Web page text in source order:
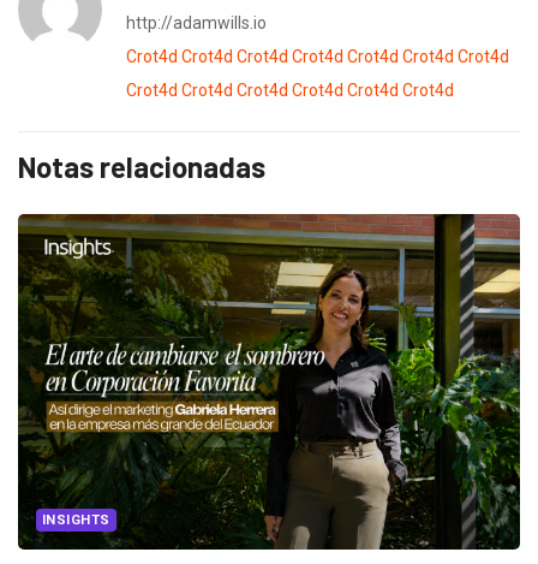
http://adamwills.io
Crot4d Crot4d Crot4d Crot4d Crot4d Crot4d Crot4d
Crot4d Crot4d Crot4d Crot4d Crot4d Crot4d
Notas relacionadas
INSIGHTS